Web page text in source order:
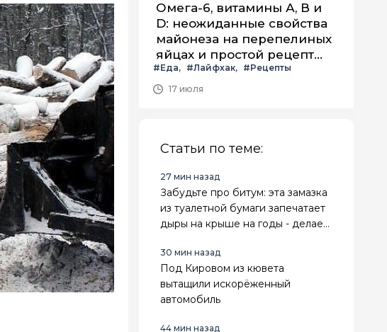
Омега-6, витамины А, В и
D: неожиданные свойства
майонеза на перепелиных
яйцах и простой рецепт
летнего салата с ним
#Еда #Лайфхак
#Рецепты
17 июля
Статьи по теме:
27 мин назад
Забудьте про битум: эта замазка
из туалетной бумаги запечатает
дыры на крыше на годы - делаем
30 мин назад
Под Кировом из кювета
вытащили искорёженный
автомобиль
44 мин назад